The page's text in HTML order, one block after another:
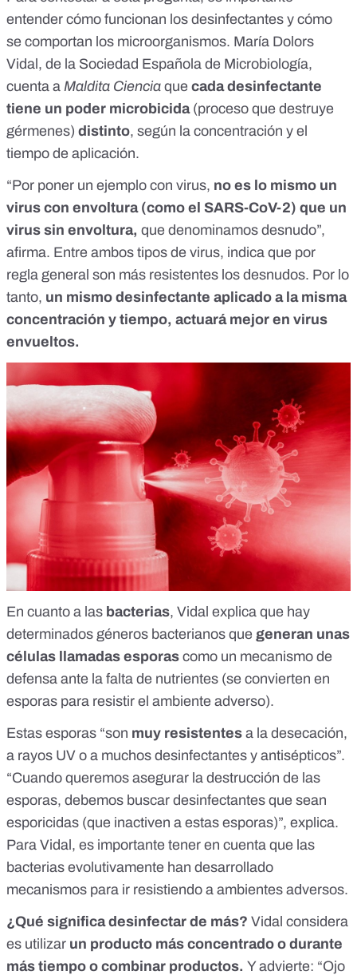
entender cómo funcionan los desinfectantes y cómo
se comportan los microorganismos. María Dolors
Vidal, de la Sociedad Española de Microbiología,
cuenta a Maldita Ciencia que cada desinfectante
tiene un poder microbicida (proceso que destruye
gérmenes) distinto, según la concentración y el
tiempo de aplicación.
“Por poner un ejemplo con virus, no es lo mismo un
virus con envoltura (como el SARS-CoV-2) que un
virus sin envoltura, que denominamos desnudo”,
afirma. Entre ambos tipos de virus, indica que por
regla general son más resistentes los desnudos. Por lo
tanto, un mismo desinfectante aplicado a la misma
concentración y tiempo, actuará mejor en virus
envueltos.
En cuanto a las bacterias, Vidal explica que hay
determinados géneros bacterianos que generan unas
células llamadas esporas como un mecanismo de
defensa ante la falta de nutrientes (se convierten en
esporas para resistir el ambiente adverso).
Estas esporas “son muy resistentes a la desecación,
a rayos UV o a muchos desinfectantes y antisépticos”.
“Cuando queremos asegurar la destrucción de las
esporas, debemos buscar desinfectantes que sean
esporicidas (que inactiven a estas esporas)”, explica.
Para Vidal, es importante tener en cuenta que las
bacterias evolutivamente han desarrollado
mecanismos para ir resistiendo a ambientes adversos.
¿Qué significa desinfectar de más? Vidal considera
es utilizar un producto más concentrado o durante
más tiempo o combinar productos. Y advierte: “Ojo